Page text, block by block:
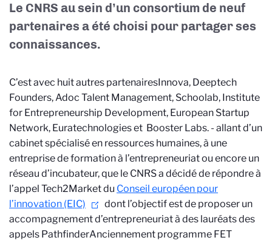
Le CNRS au sein d’un consortium de neuf
partenaires a été choisi pour partager ses
connaissances.
C’est avec huit autres partenairesInnova, Deeptech
Founders, Adoc Talent Management, Schoolab, Institute
for Entrepreneurship Development, European Startup
Network, Euratechnologies et Booster Labs. - allant d’un
cabinet spécialisé en ressources humaines, à une
entreprise de formation à l’entrepreneuriat ou encore un
réseau d’incubateur, que le CNRS a décidé de répondre à
l’appel Tech2Market du Conseil européen pour
l’innovation (EIC)
dont l’objectif est de proposer un
accompagnement d’entrepreneuriat à des lauréats des
appels PathfinderAnciennement programme FET